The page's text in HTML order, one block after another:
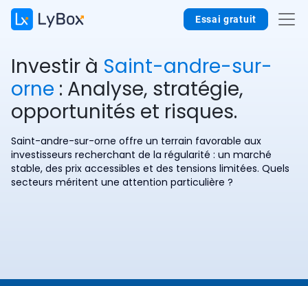
Essai gratuit
Investir à Saint-andre-sur-
orne : Analyse, stratégie,
opportunités et risques.
Saint-andre-sur-orne offre un terrain favorable aux
investisseurs recherchant de la régularité : un marché
stable, des prix accessibles et des tensions limitées. Quels
secteurs méritent une attention particulière ?